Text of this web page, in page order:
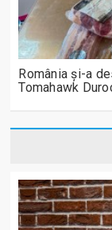
România și-a
Tomahawk